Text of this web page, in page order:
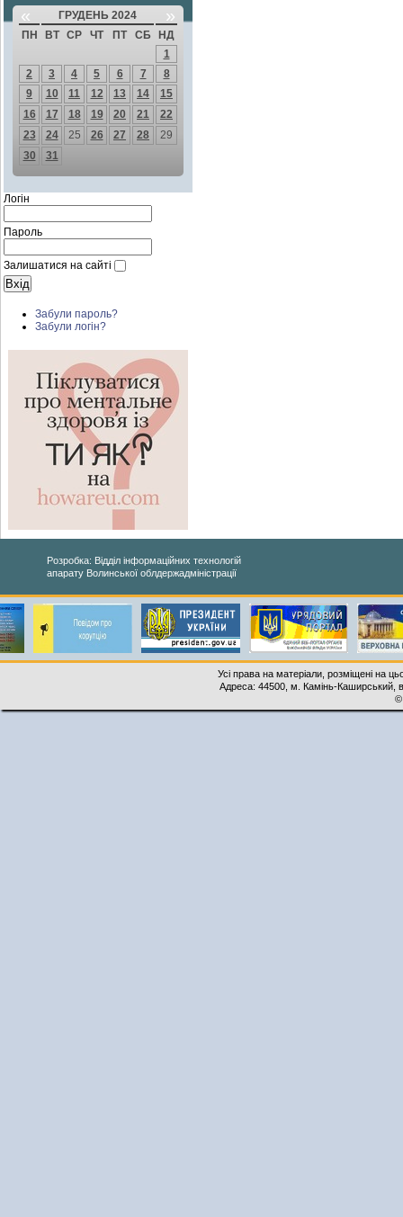
« ГРУДЕНЬ 2024 »
ПН ВТ СР ЧТ ПТ СБ
НД
1
2
3 4 5 6 7
8
9
10 11 12 13 14
15
16
17 18 19 20 21
22
23
24 25 26 27 28
29
30
31
Логін
Пароль
Залишатися на сайті
Забули пароль?
Забули логін?
Розробка: Відділ інформаційних технологій
апарату Волинської облдержадміністрації
Усі права на матеріали, розміщені на
Адреса: 44500, м. Камінь-Каширський,
©